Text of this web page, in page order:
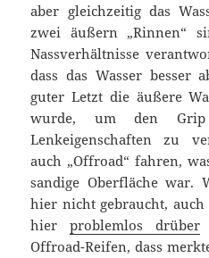
aber gleichzeitig das
zwei äußern „Rinnen“
Nassverhältnisse
dass das Wasser besser
guter Letzt die äußere
wurde, um den
Lenkeigenschaften zu
auch „Offroad“ fahren,
sandige Oberfläche war.
hier nicht gebraucht, auch
hierproblemlos drüber
Offroad-Reifen, dass